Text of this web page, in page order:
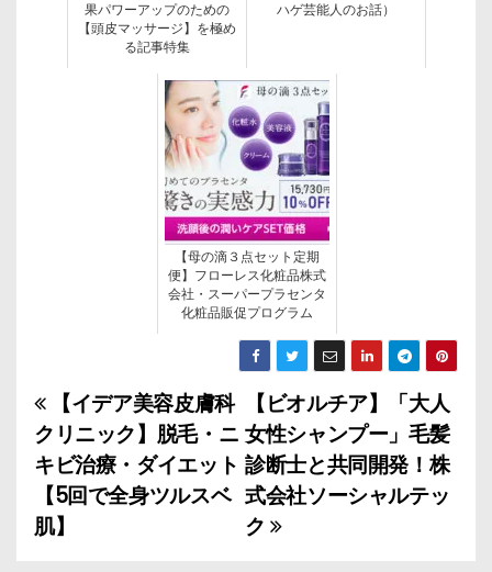
果パワーアップのための
【頭皮マッサージ】を極め
る記事特集
ハゲ芸能人のお話）
【母の滴３点セット定期
便】フローレス化粧品株式
会社・スーパープラセンタ
化粧品販促プログラム
投
稿
ナ
ビ
【ビオルチア】「大人
女性シャンプー」毛髪
診断士と共同開発！株
式会社ソーシャルテッ
ク
【イデア美容皮膚科
クリニック】脱毛・ニ
キビ治療・ダイエット
【5回で全身ツルスベ
肌】